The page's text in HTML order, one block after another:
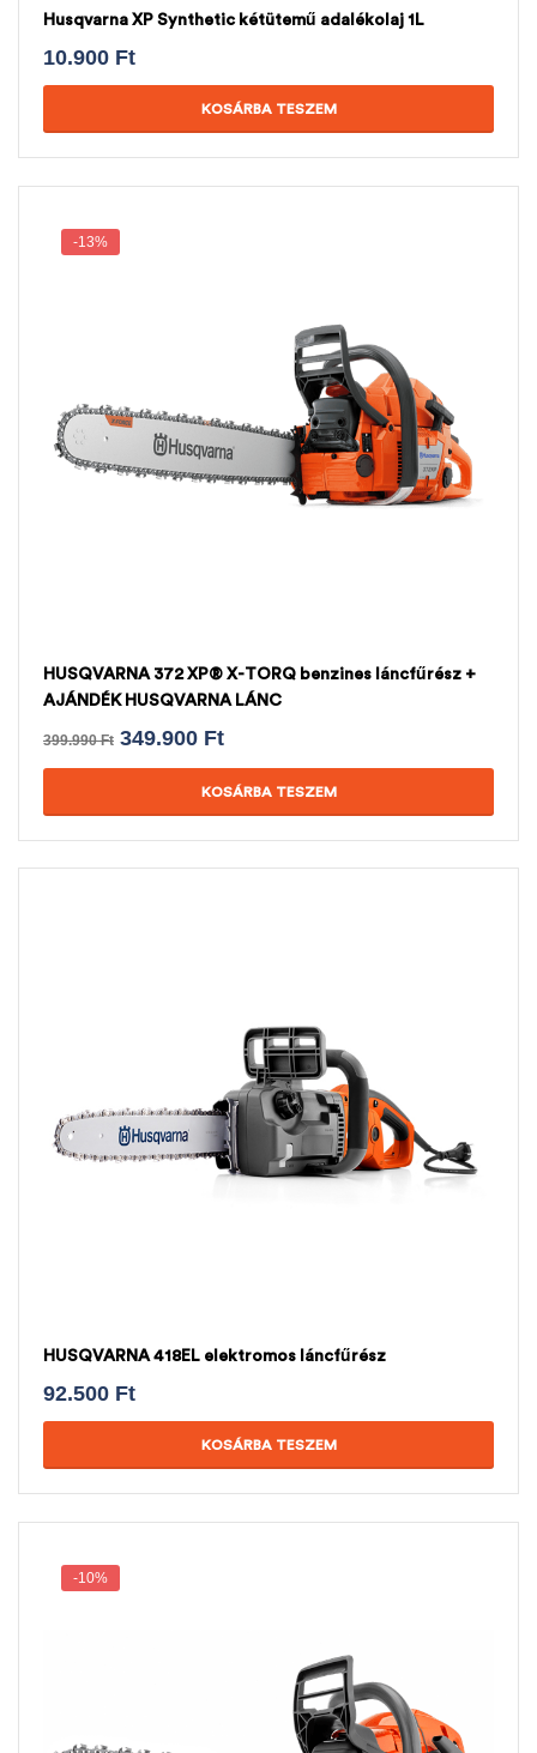
Husqvarna XP Synthetic kétütemű adalékolaj 1L
10.900 Ft
KOSÁRBA TESZEM
-13%
HUSQVARNA 372 XP® X-TORQ benzines láncfűrész +
AJÁNDÉK HUSQVARNA LÁNC
399.990Ft 349.900 Ft
KOSÁRBA TESZEM
HUSQVARNA 418EL elektromos láncfűrész
92.500 Ft
KOSÁRBA TESZEM
-10%